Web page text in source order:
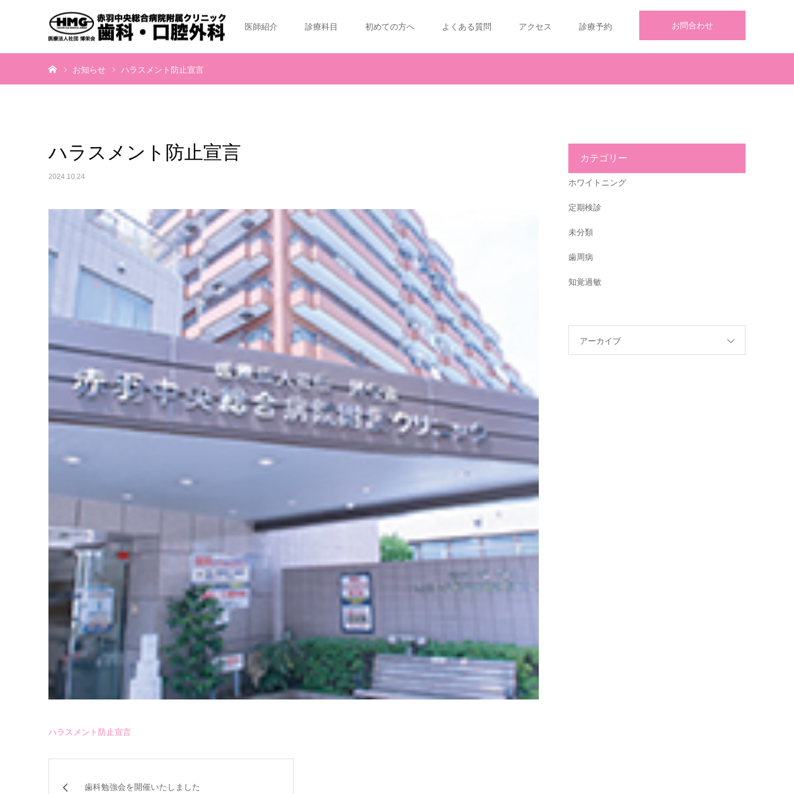
お問合わせ
医師紹介 診療科目 初めての方へ よくある質問 アクセス 診療予約
お知らせ ハラスメント防止宣言
ハラスメント防止宣言
2024.10.24
ハラスメント防止宣言
歯科勉強会を開催いたしました
カテゴリー
ホワイトニング
定期検診
未分類
歯周病
知覚過敏
アーカイブ